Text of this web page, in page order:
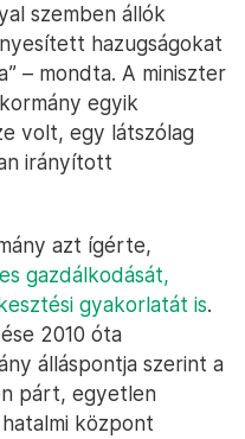
szemben állók
hazugságokat
– mondta. A miniszter
egyik
volt, egy látszólag
irányított
azt ígérte,
gazdálkodását,
gyakorlatát is.
2010 óta
álláspontja szerint a
párt, egyetlen
központ